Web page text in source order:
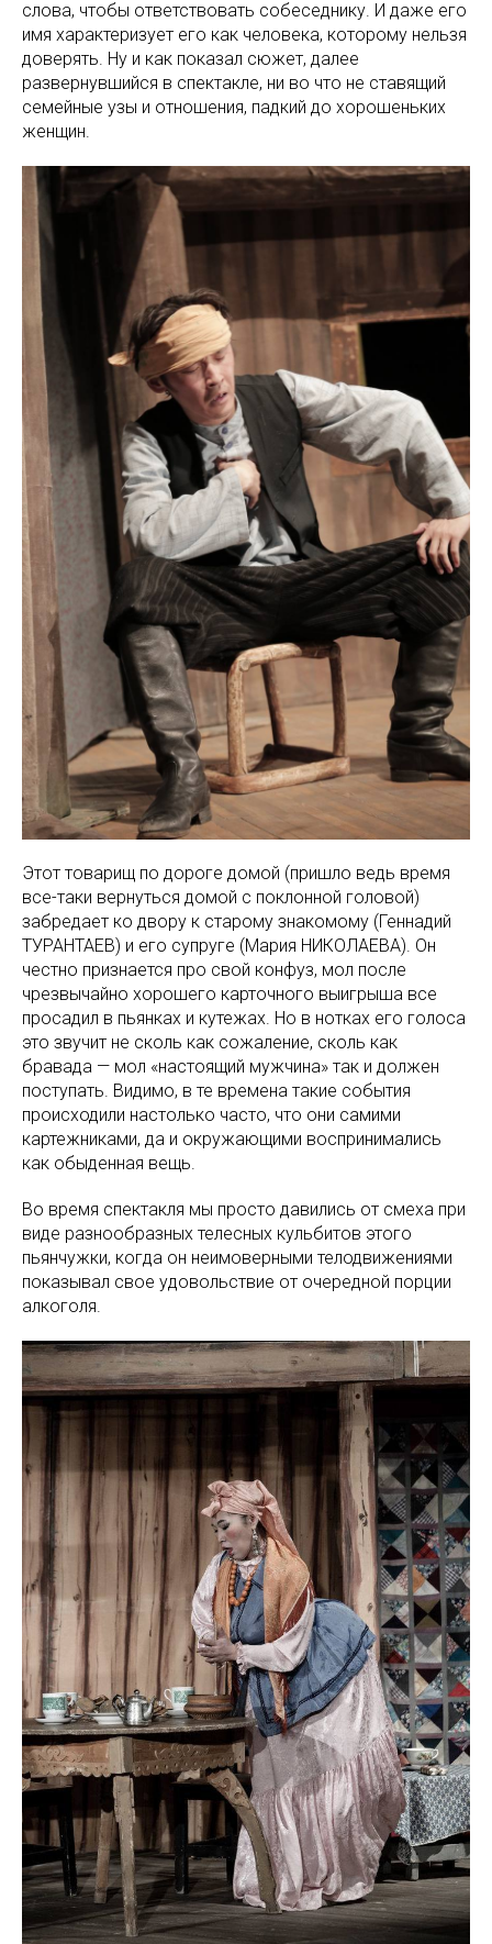
слова, чтобы ответствовать собеседнику. И даже его
имя характеризует его как человека, которому нельзя
доверять. Ну и как показал сюжет, далее
развернувшийся в спектакле, ни во что не ставящий
семейные узы и отношения, падкий до хорошеньких
женщин.
Этот товарищ по дороге домой (пришло ведь время
все-таки вернуться домой с поклонной головой)
забредает ко двору к старому знакомому (Геннадий
ТУРАНТАЕВ) и его супруге (Мария НИКОЛАЕВА). Он
честно признается про свой конфуз, мол после
чрезвычайно хорошего карточного выигрыша все
просадил в пьянках и кутежах. Но в нотках его голоса
это звучит не сколь как сожаление, сколь как
бравада — мол «настоящий мужчина» так и должен
поступать. Видимо, в те времена такие события
происходили настолько часто, что они самими
картежниками, да и окружающими воспринимались
как обыденная вещь.
Во время спектакля мы просто давились от смеха при
виде разнообразных телесных кульбитов этого
пьянчужки, когда он неимоверными телодвижениями
показывал свое удовольствие от очередной порции
алкоголя.